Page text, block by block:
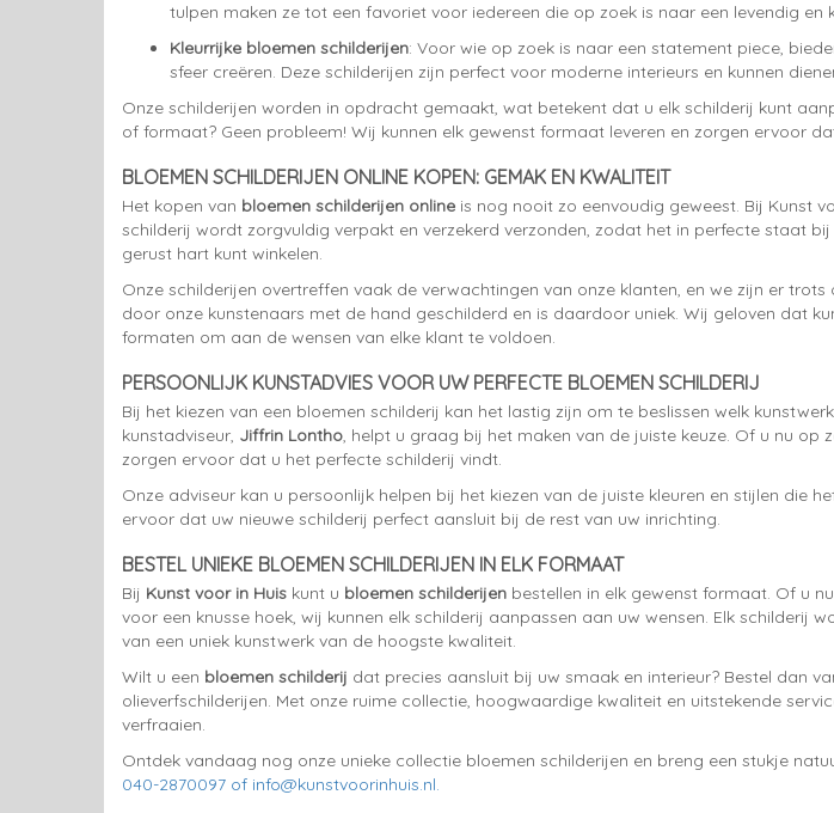
tulpen maken ze tot een favoriet voor iedereen die op zoek is naar een levendig en
Kleurrijke bloemen schilderijen: Voor wie op zoek is naar een statement piece,
sfeer creëren. Deze schilderijen zijn perfect voor moderne interieurs en kunnen
Onze schilderijen worden in opdracht gemaakt, wat betekent dat u elk schilderij kunt
of formaat? Geen probleem! Wij kunnen elk gewenst formaat leveren en zorgen ervoor
BLOEMEN SCHILDERIJEN ONLINE KOPEN: GEMAK EN KWALITEIT
Het kopen van bloemen schilderijen online is nog nooit zo eenvoudig geweest. Bij Kunst
schilderij wordt zorgvuldig verpakt en verzekerd verzonden, zodat het in perfecte staat
gerust hart kunt winkelen.
Onze schilderijen overtreffen vaak de verwachtingen van onze klanten, en we zijn er
door onze kunstenaars met de hand geschilderd en is daardoor uniek. Wij geloven dat
formaten om aan de wensen van elke klant te voldoen.
PERSOONLIJK KUNSTADVIES VOOR UW PERFECTE BLOEMEN SCHILDERIJ
Bij het kiezen van een bloemen schilderij kan het lastig zijn om te beslissen welk
kunstadviseur, Jiffrin Lontho, helpt u graag bij het maken van de juiste keuze. Of u nu op
zorgen ervoor dat u het perfecte schilderij vindt.
Onze adviseur kan u persoonlijk helpen bij het kiezen van de juiste kleuren en stijlen die
ervoor dat uw nieuwe schilderij perfect aansluit bij de rest van uw inrichting.
BESTEL UNIEKE BLOEMEN SCHILDERIJEN IN ELK FORMAAT
Bij Kunst voor in Huis kunt u bloemen schilderijen bestellen in elk gewenst formaat. Of u
voor een knusse hoek, wij kunnen elk schilderij aanpassen aan uw wensen. Elk
van een uniek kunstwerk van de hoogste kwaliteit.
Wilt u een bloemen schilderij dat precies aansluit bij uw smaak en interieur? Bestel dan
olieverfschilderijen. Met onze ruime collectie, hoogwaardige kwaliteit en uitstekende
verfraaien.
Ontdek vandaag nog onze unieke collectie bloemen schilderijen en breng een stukje
040-2870097 of info@kunstvoorinhuis.nl.